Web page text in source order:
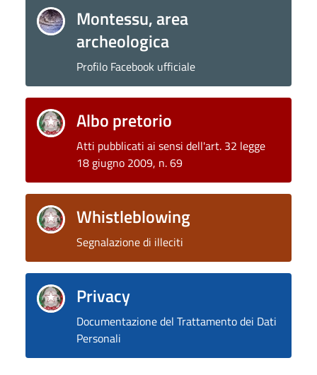
Montessu, area
archeologica
Profilo Facebook ufficiale
Albo pretorio
Atti pubblicati ai sensi dell'art. 32 legge
18 giugno 2009, n. 69
Whistleblowing
Segnalazione di illeciti
Privacy
Documentazione del Trattamento dei Dati
Personali